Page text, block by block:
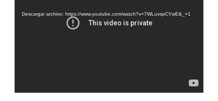
vídeo
Descargar archivo: https://www.youtube.com/watch?v=7WLuvspCYwE&_=1